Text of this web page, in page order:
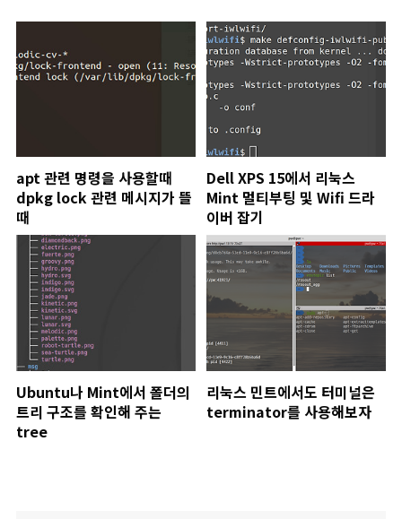
apt 관련 명령을 사용할때
dpkg lock 관련 메시지가 뜰
때
Dell XPS 15에서 리눅스
Mint 멀티부팅 및 Wifi 드라
이버 잡기
Ubuntu나 Mint에서 폴더의
트리 구조를 확인해 주는
tree
리눅스 민트에서도 터미널은
terminator를 사용해보자